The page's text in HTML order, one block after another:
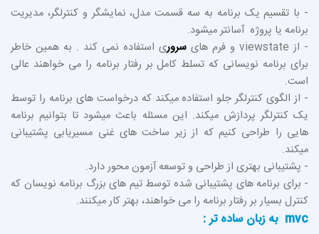
- با تقسیم یک برنامه به سه قسمت مدل، نمایشگر و کنترلگر، مدیریت
برنامه یا پروژه آسانتر میشود.
- از viewstate و فرم های
سروری استفاده نمی کند . به همین خاطر
برای برنامه نویسانی که تسلط کامل بر رفتار برنامه را می خواهند عالی
است.
- از الگوی کنترلگر جلو استفاده میکند که درخواست های برنامه را توسط
یک کنترلگر پردازش میکند. این مسئله باعث میشود تا بتوانیم برنامه
هایی را طراحی کنیم که از زیر ساخت های غنی مسیریابی پشتیبانی
میکند.
- پشتیبانی بهتری از طراحی و توسعه آزمون محور دارد.
- برای برنامه های پشتیبانی شده توسط تیم های بزرگ برنامه نویسان که
کنترل بسیار بر رفتار برنامه را می خواهند، بهتر کار میکنند.
mvc به زبان ساده تر :